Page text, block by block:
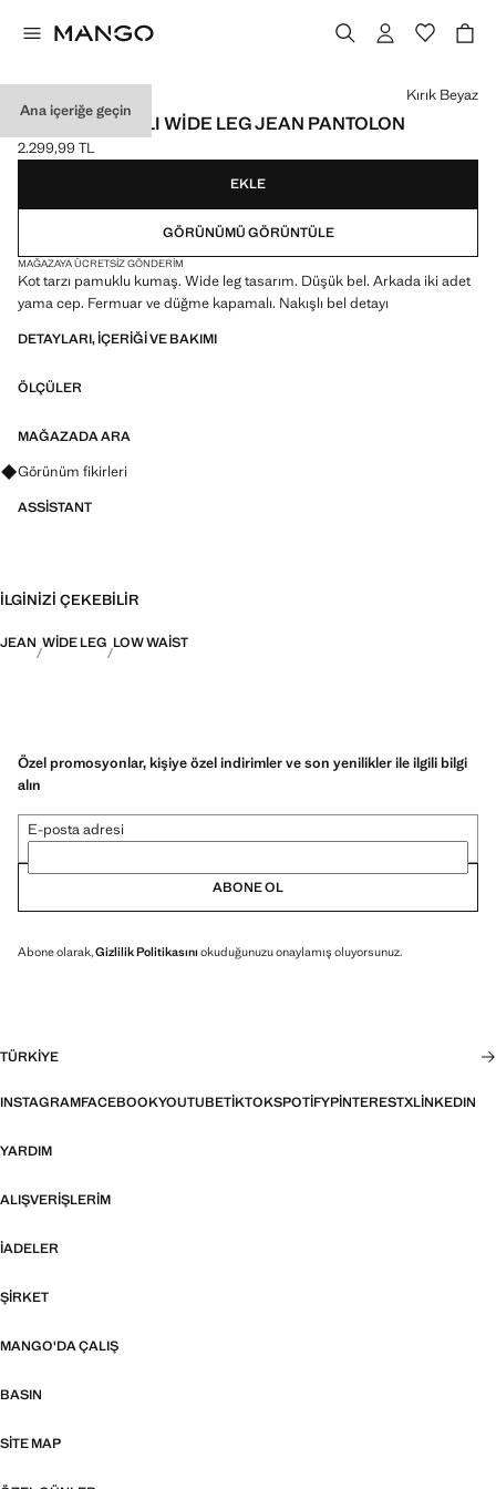
Ana içeriğe geçin
İŞLEME DETAYLI WIDE LEG JEAN PANTOLON
Güncel fiyat [2.299,99 TL ]
2.299,99 TL
Bir renk seçin
Kırık Beyaz
EKLE
GÖRÜNÜMÜ GÖRÜNTÜLE
MAĞAZAYA ÜCRETSIZ GÖNDERIM
Kot tarzı pamuklu kumaş. Wide leg tasarım. Düşük bel. Arkada iki adet
yama cep. Fermuar ve düğme kapamalı. Nakışlı bel detayı
DETAYLARI, IÇERIĞI VE BAKIMI
ÖLÇÜLER
MAĞAZADA ARA
Görünümler, ürünler ve trendler hakkında sorular sorun
Görünüm fikirleri
ASSISTANT
İLGINIZI ÇEKEBILIR
JEAN WIDE LEG LOW WAIST
Özel promosyonlar, kişiye özel indirimler ve son yenilikler ile ilgili bilgi
alın
E-posta adresi
ABONE OL
Abone olarak,Gizlilik Politikasını okuduğunuzu onaylamış oluyorsunuz.
TÜRKIYE
INSTAGRAMFACEBOOKYOUTUBETIKTOKSPOTIFYPINTERESTXLINKEDIN
YARDIM
ALIŞVERIŞLERIM
İADELER
ŞIRKET
MANGO'DA ÇALIŞ
BASIN
SITE MAP